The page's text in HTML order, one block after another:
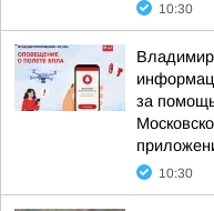
10:30
за
10:30